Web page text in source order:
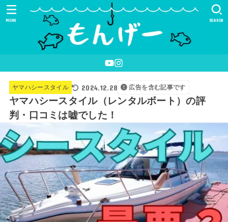
SEARCH
MENU
ヤマハシースタイル 2024.12.28 広告を含む記事です
ヤマハシースタイル（レンタルボート）の評
判・口コミは嘘でした！